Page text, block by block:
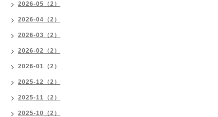
2026-05（2）
2026-04（2）
2026-03（2）
2026-02（2）
2026-01（2）
2025-12（2）
2025-11（2）
2025-10（2）